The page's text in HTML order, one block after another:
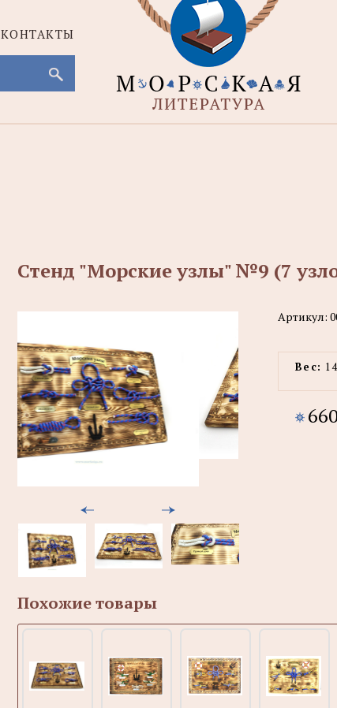
КОНТАКТЫ
Стенд "Морские узлы" №9 (7
Артикул:
Вес:
Похожие товары